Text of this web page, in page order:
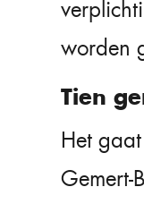
worden
Tien
Het
Gemert-